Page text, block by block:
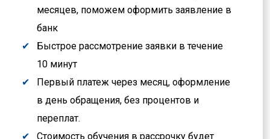
месяцев, поможем оформить заявление в
банк
Быстрое рассмотрение заявки в течение
10 минут
Первый платеж через месяц, оформление
в день обращения, без процентов и
переплат.
Стоимость обучения в рассрочку будет